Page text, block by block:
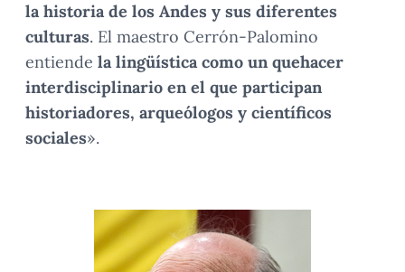
la historia de los Andes y sus diferentes
culturas. El maestro Cerrón-Palomino
entiende la lingüística como un quehacer
interdisciplinario en el que participan
historiadores, arqueólogos y científicos
sociales».